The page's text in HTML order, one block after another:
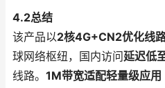
4.2总结
该产品以2核4G+CN2优化线
球网络枢纽，国内访问 延迟低
线路。 1M带宽适配轻量级应用